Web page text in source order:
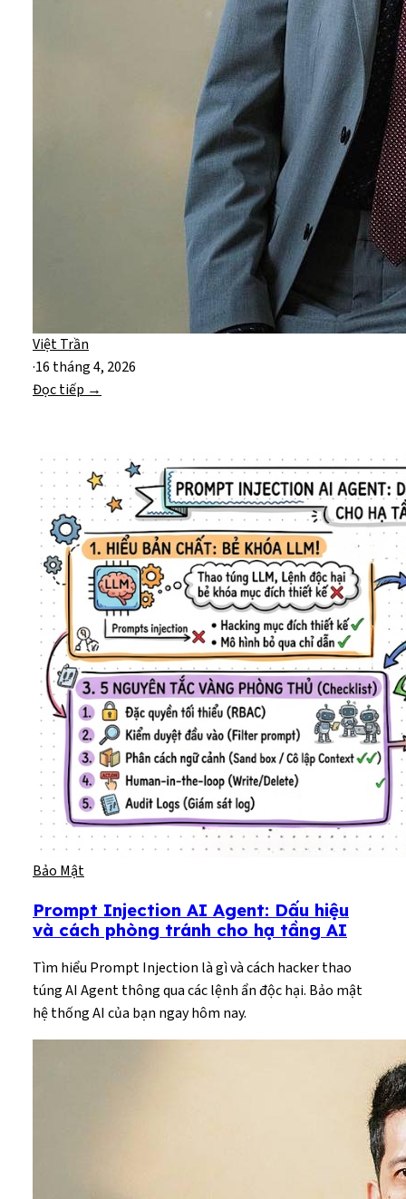
Việt Trần
·16 tháng 4, 2026
Đọc tiếp →
Bảo Mật
Prompt Injection AI Agent: Dấu hiệu
và cách phòng tránh cho hạ tầng AI
Tìm hiểu Prompt Injection là gì và cách hacker thao
túng AI Agent thông qua các lệnh ẩn độc hại. Bảo mật
hệ thống AI của bạn ngay hôm nay.